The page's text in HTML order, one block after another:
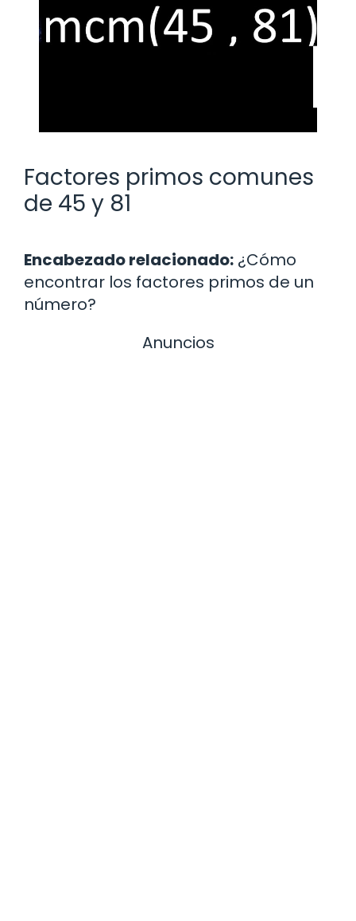
Factores primos comunes
de 45 y 81
Encabezado relacionado: ¿Cómo
encontrar los factores primos de un
número?
Anuncios